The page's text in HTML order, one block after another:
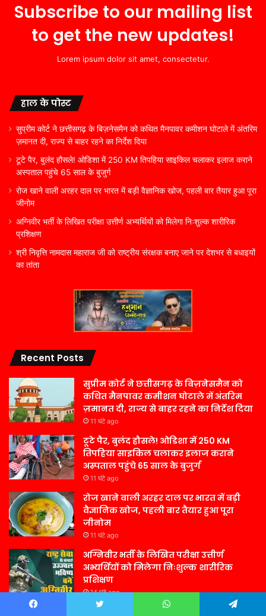
Subscribe to our mailing list
to get the new updates!
Lorem ipsum dolor sit amet, consectetur.
हाल के पोस्ट
सुप्रीम कोर्ट ने छत्तीसगढ़ के बिज़नेसमैन को कथित मैनपावर कमीशन घोटाले में अंतरिम
ज़मानत दी, राज्य से बाहर रहने का निर्देश दिया
टूटे पैर, बुलंद हौसले! ओडिशा में 250 KM तिपहिया साइकिल चलाकर इलाज कराने
अस्पताल पहुंचे 65 साल के बुजुर्ग
रोज खाने वाली अरहर दाल पर भारत में बड़ी वैज्ञानिक खोज, पहली बार तैयार हुआ पूरा
जीनोम
अग्निवीर भर्ती के लिखित परीक्षा उत्तीर्ण अभ्यर्थियों को मिलेगा निःशुल्क शारीरिक
प्रशिक्षण
श्री निवृत्ति नामदास महाराज जी को राष्ट्रीय संरक्षक बनाए जाने पर देशभर से बधाइयों
का तांता
Recent Posts
सुप्रीम कोर्ट ने छत्तीसगढ़ के बिज़नेसमैन को
कथित मैनपावर कमीशन घोटाले में अंतरिम
ज़मानत दी, राज्य से बाहर रहने का निर्देश दिया
11 घंटे ago
टूटे पैर, बुलंद हौसले! ओडिशा में 250 KM
तिपहिया साइकिल चलाकर इलाज कराने
अस्पताल पहुंचे 65 साल के बुजुर्ग
11 घंटे ago
रोज खाने वाली अरहर दाल पर भारत में बड़ी
वैज्ञानिक खोज, पहली बार तैयार हुआ पूरा
जीनोम
11 घंटे ago
अग्निवीर भर्ती के लिखित परीक्षा उत्तीर्ण
अभ्यर्थियों को मिलेगा निःशुल्क शारीरिक
प्रशिक्षण
14 घंटे ago
श्री निवृत्ति नामदास महाराज जी को राष्ट्रीय